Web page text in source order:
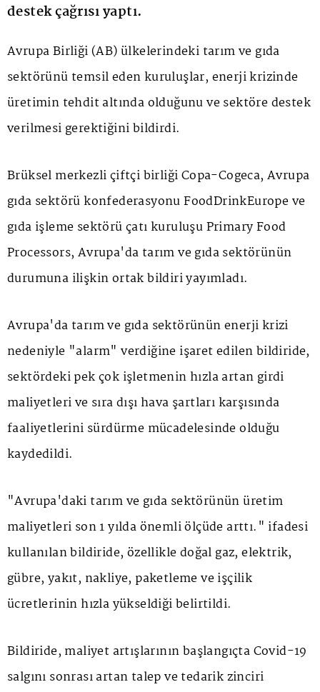
destek çağrısı yaptı.
Avrupa Birliği (AB) ülkelerindeki tarım ve gıda
sektörünü temsil eden kuruluşlar, enerji krizinde
üretimin tehdit altında olduğunu ve sektöre destek
verilmesi gerektiğini bildirdi.
Brüksel merkezli çiftçi birliği Copa-Cogeca, Avrupa
gıda sektörü konfederasyonu FoodDrinkEurope ve
gıda işleme sektörü çatı kuruluşu Primary Food
Processors, Avrupa'da tarım ve gıda sektörünün
durumuna ilişkin ortak bildiri yayımladı.
Avrupa'da tarım ve gıda sektörünün enerji krizi
nedeniyle "alarm" verdiğine işaret edilen bildiride,
sektördeki pek çok işletmenin hızla artan girdi
maliyetleri ve sıra dışı hava şartları karşısında
faaliyetlerini sürdürme mücadelesinde olduğu
kaydedildi.
"Avrupa'daki tarım ve gıda sektörünün üretim
maliyetleri son 1 yılda önemli ölçüde arttı." ifadesi
kullanılan bildiride, özellikle doğal gaz, elektrik,
gübre, yakıt, nakliye, paketleme ve işçilik
ücretlerinin hızla yükseldiği belirtildi.
Bildiride, maliyet artışlarının başlangıçta Covid-19
salgını sonrası artan talep ve tedarik zinciri